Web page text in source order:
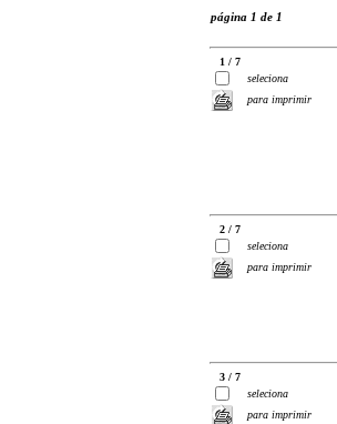
página 1 de 1
1 / 7
seleciona
para imprimir
2 / 7
seleciona
para imprimir
3 / 7
seleciona
para imprimir